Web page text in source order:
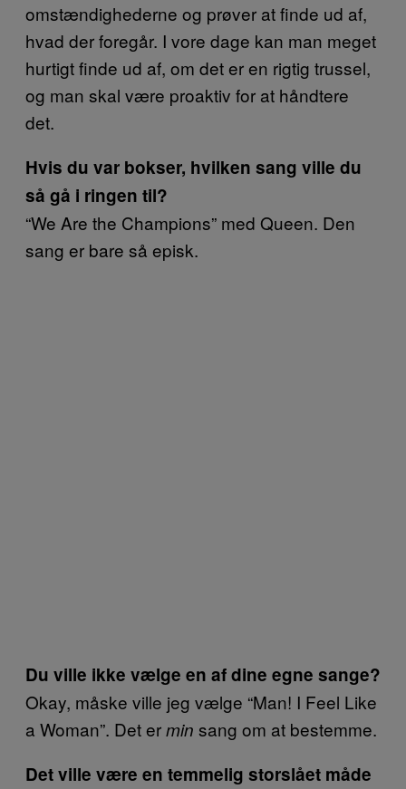
omstændighederne og prøver at finde ud af,
hvad der foregår. I vore dage kan man meget
hurtigt finde ud af, om det er en rigtig trussel,
og man skal være proaktiv for at håndtere
det.
Hvis du var bokser, hvilken sang ville du
så gå i ringen til?
“We Are the Champions” med Queen. Den
sang er bare så episk.
Du ville ikke vælge en af dine egne sange?
Okay, måske ville jeg vælge “Man! I Feel Like
a Woman”. Det ermin sang om at bestemme.
Det ville være en temmelig storslået måde